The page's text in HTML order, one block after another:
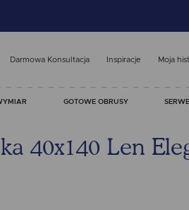
Darmowa Konsultacja Inspiracje Moja
GOTOWE OBRUSY
40x140 Len